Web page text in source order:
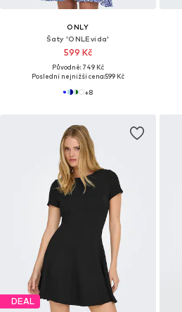
ONLY
Šaty 'ONLEvida'
599 Kč
Původně: 749 Kč
Poslední nejnižší cena:599 Kč
+8
DEAL